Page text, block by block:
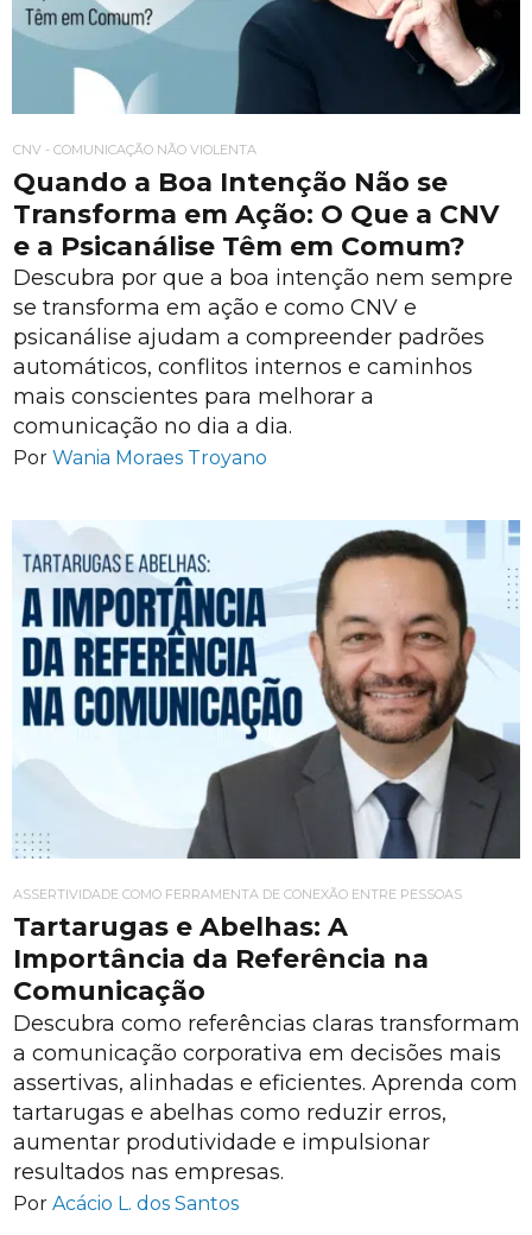
CNV - COMUNICAÇÃO NÃO VIOLENTA
Quando a Boa Intenção Não se
Transforma em Ação: O Que a CNV
e a Psicanálise Têm em Comum?
Descubra por que a boa intenção nem sempre
se transforma em ação e como CNV e
psicanálise ajudam a compreender padrões
automáticos, conflitos internos e caminhos
mais conscientes para melhorar a
comunicação no dia a dia.
Por Wania Moraes Troyano
ASSERTIVIDADE COMO FERRAMENTA DE CONEXÃO ENTRE PESSOAS
Tartarugas e Abelhas: A
Importância da Referência na
Comunicação
Descubra como referências claras transformam
a comunicação corporativa em decisões mais
assertivas, alinhadas e eficientes. Aprenda com
tartarugas e abelhas como reduzir erros,
aumentar produtividade e impulsionar
resultados nas empresas.
Por Acácio L. dos Santos